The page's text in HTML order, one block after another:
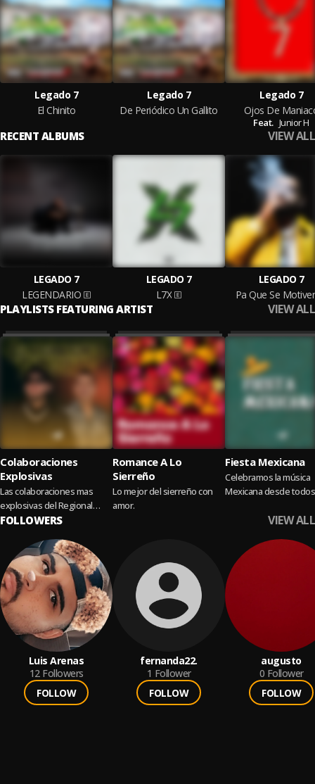
Legado 7
El Chinito
Legado 7
De Periódico Un Gallito
Legado 7
Ojos De
Feat. Junior H
RECENT ALBUMS VIEW ALL
LEGADO 7
LEGENDARIO
LEGADO 7
L7X
LEGADO 7
Pa Que Se
PLAYLISTS FEATURING ARTIST VIEW ALL
Colaboraciones
Explosivas
Las colaboraciones mas
explosivas del Regional
Portada: Alex Coppel e Hijos
Romance A Lo
Sierreño
Lo mejor del sierreño con
amor.
Fiesta Mexicana
Celebramos la música
Mexicana desde
FOLLOWERS VIEW ALL
Luis Arenas
12 Followers
FOLLOW
fernanda22.
1 Follower
FOLLOW
augusto
0 Follower
FOLLOW